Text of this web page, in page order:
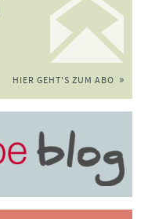
HIER GEHT'S ZUM ABO